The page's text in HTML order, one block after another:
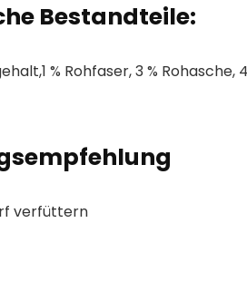
Bestandteile:
% Rohfaser, 3 %
verfüttern